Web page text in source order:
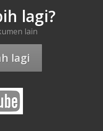
lagi?
lain
lagi